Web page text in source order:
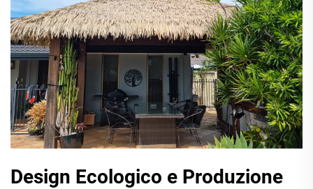
Design Ecologico e Produzione